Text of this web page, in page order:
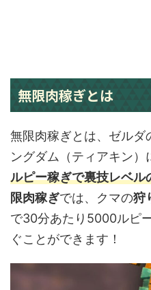
無限肉稼ぎとは
無限肉稼ぎとは、ゼルダ
ングダム（ティアキン）
ルピー稼ぎで裏技レベル
限肉稼ぎでは、クマの狩
で30分あたり5000ルピー
ぐことができます！